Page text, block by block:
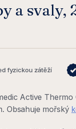
a svaly,
fyzickou zátěží
Active
Obsahuje mořský